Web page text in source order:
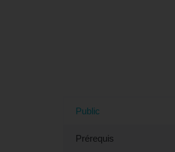
Public
Prérequis